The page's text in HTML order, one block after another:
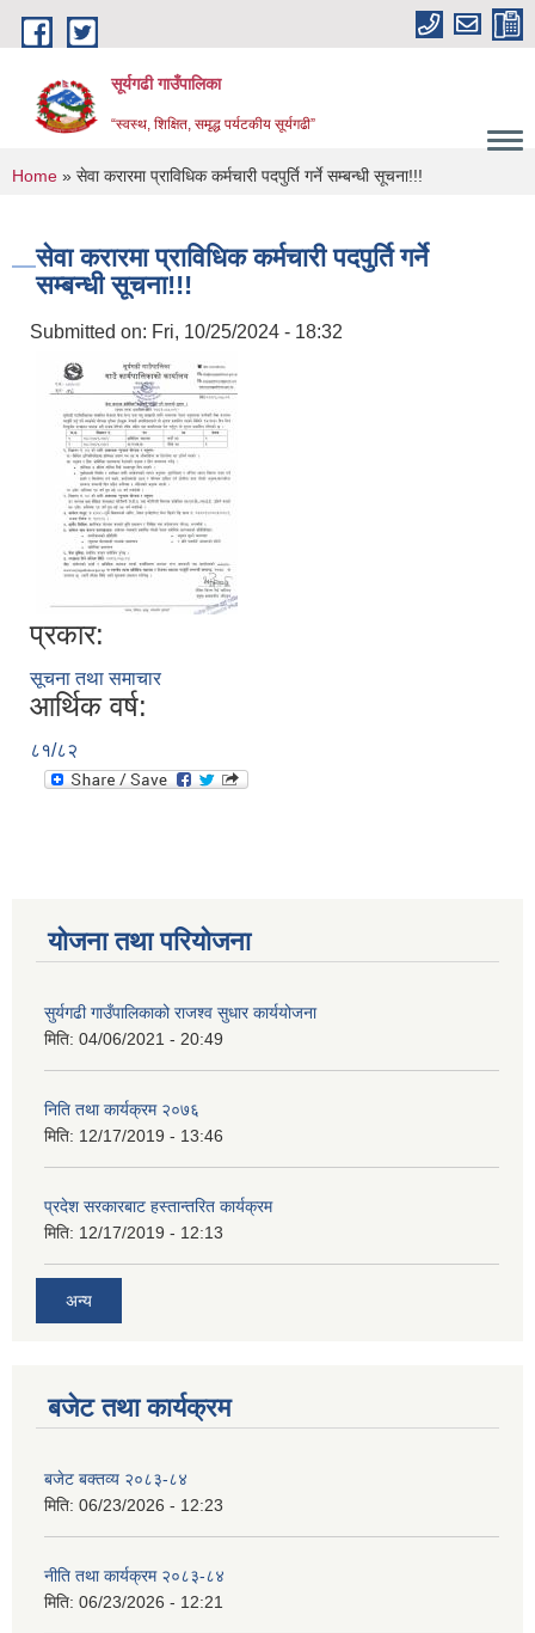
Skip to main content
सूर्यगढी गाउँपालिका
“स्वस्थ, शिक्षित, समृद्ध पर्यटकीय सूर्यगढी”
You are here
Home » सेवा करारमा प्राविधिक कर्मचारी पदपुर्ति गर्ने सम्बन्धी सूचना!!!
सेवा करारमा प्राविधिक कर्मचारी पदपुर्ति गर्ने
सम्बन्धी सूचना!!!
Submitted on: Fri, 10/25/2024 - 18:32
प्रकार:
सूचना तथा समाचार
आर्थिक वर्ष:
८१/८२
योजना तथा परियोजना
सुर्यगढी गाउँपालिकाको राजश्व सुधार कार्ययोजना
मिति: 04/06/2021 - 20:49
निति तथा कार्यक्रम २०७६
मिति: 12/17/2019 - 13:46
प्रदेश सरकारबाट हस्तान्तरित कार्यक्रम
मिति: 12/17/2019 - 12:13
अन्य
बजेट तथा कार्यक्रम
बजेट बक्तव्य २०८३-८४
मिति: 06/23/2026 - 12:23
नीति तथा कार्यक्रम २०८३-८४
मिति: 06/23/2026 - 12:21